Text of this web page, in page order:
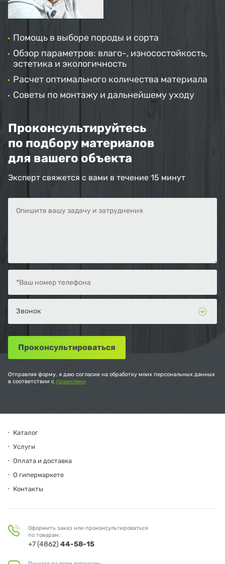
Помощь в выборе породы и сорта
Обзор параметров: влаго-, износостойкость,
эстетика и экологичность
Расчет оптимального количества материала
Советы по монтажу и дальнейшему уходу
Проконсультируйтесь
по подбору материалов
для вашего объекта
Эксперт свяжется с вами в течение 15 минут
Отправляя форму, я даю согласие на обработку моих персональных данных
в соответствии с правилами
Каталог
Услуги
Оплата и доставка
О гипермаркете
Контакты
Оформить заказ или проконсультироваться
по товарам:
+7 (4862) 44-58-15